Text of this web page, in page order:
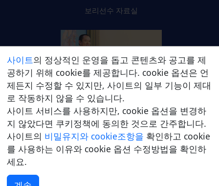
보리선수 자료실
진푸티 종사 온라인 플랫폼
©2021-2026 Puti Meditation College (Canada) Ltd. All Rights
Reserved.
사이트의 정상적인 운영을 돕고 콘텐츠와 공고를 제
공하기 위해 cookie를 제공합니다. cookie 옵션은 언
제든지 수정할 수 있지만, 사이트의 일부 기능이 제대
로 작동하지 않을 수 있습니다.
사이트 서비스를 사용하지만, cookie 옵션을 변경하
지 않았다면 쿠키정책에 동의한 것으로 간주합니다.
사이트의 비밀유지와 cookie조항을 확인하고 cookie
를 사용하는 이유와 cookie 옵션 수정방법을 확인하
세요.